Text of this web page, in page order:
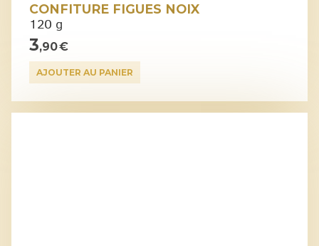
CONFITURE FIGUES NOIX
120 g
3,90 €
AJOUTER AU PANIER